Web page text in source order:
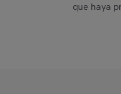
que haya